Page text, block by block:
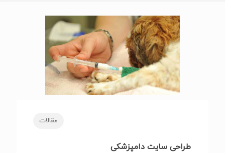
مقالات
طراحی سایت دامپزشکی